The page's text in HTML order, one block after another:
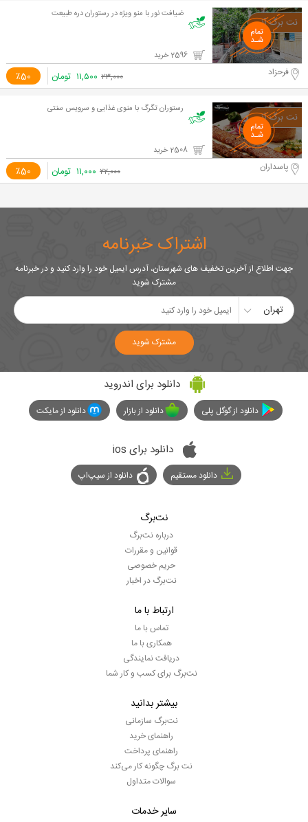
ضیافت نور با منو ویژه در رستوران دره طبیعت
٪50 فرحزاد ۲۳,۰۰۰ ۱۱,۵۰۰ تومان
رستوران تگرگ با منوی غذایی و سرویس سنتی
٪50 پاسداران ۲۲,۰۰۰ ۱۱,۰۰۰ تومان
اشتراک خبرنامه
جهت اطلاع از آخرین تخفیف های شهرستان، آدرس ایمیل خود را وارد کنید و در خبرنامه
مشترک شوید
تهران
مشترک شوید
دانلود برای اندروید
دانلود از گوگل پلی دانلود از بازار دانلود از مایکت
دانلود برای ios
دانلود مستقیم دانلود از سیپ‌اپ
نت‌برگ
درباره نت‌برگ
قوانین و مقررات
حریم خصوصی
نت‌برگ در اخبار
ارتباط با ما
تماس با ما
همکاری با ما
دریافت نمایندگی
نت‌برگ برای کسب و کار شما
بیشتر بدانید
نت‌برگ سازمانی
راهنمای خرید
راهنمای پرداخت
نت برگ چگونه کار می‌کند
سوالات متداول
سایر خدمات